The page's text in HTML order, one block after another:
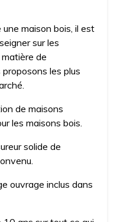
maison bois, il est
sur les
de
les plus
de maisons
les maisons bois.
solide de
ouvrage inclus dans